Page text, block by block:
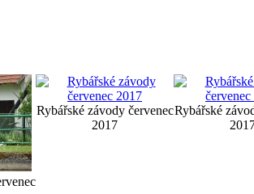
Rybářské závody červenec
2017
Rybářské